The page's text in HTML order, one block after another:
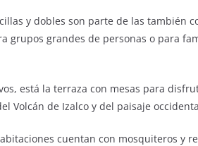
y dobles son parte de las también
grupos grandes de personas o para
está la terraza con mesas para
Volcán de Izalco y del paisaje
cuentan con mosquiteros y